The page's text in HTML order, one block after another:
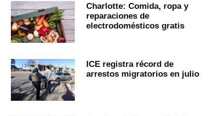
Charlotte: Comida, ropa y
reparaciones de
electrodomésticos gratis
ICE registra récord de
arrestos migratorios en julio